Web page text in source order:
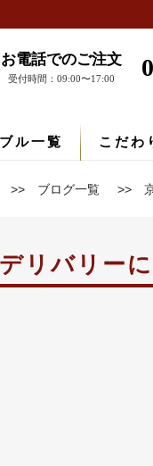
お電話でのご注文
受付時間：09:00〜17:00
ル一覧 こだわ
ブログ一覧
リバリー